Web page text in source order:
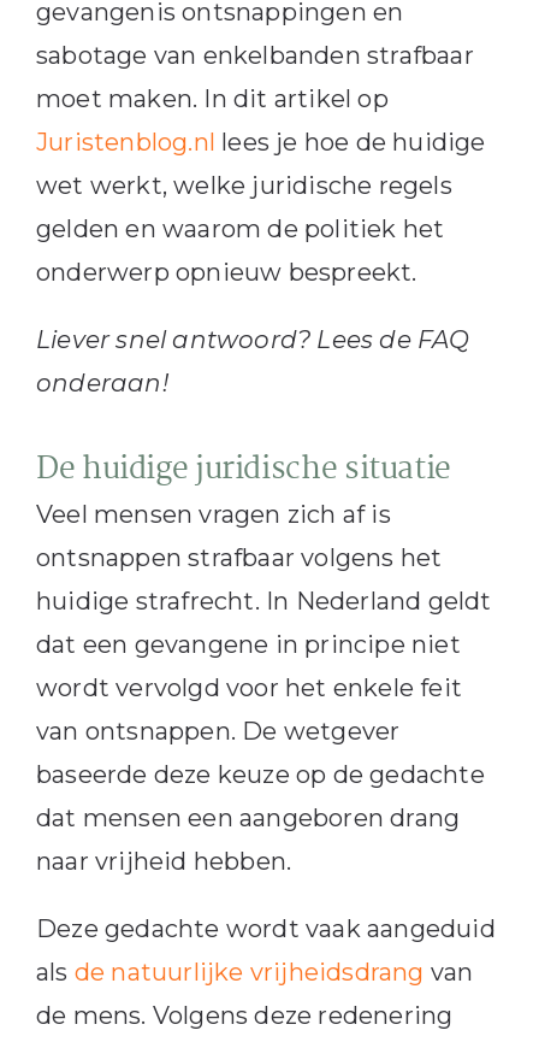
gevangenis ontsnappingen en
sabotage van enkelbanden strafbaar
moet maken. In dit artikel op
Juristenblog.nl lees je hoe de huidige
wet werkt, welke juridische regels
gelden en waarom de politiek het
onderwerp opnieuw bespreekt.
Liever snel antwoord? Lees de FAQ
onderaan!
De huidige juridische situatie
Veel mensen vragen zich af is
ontsnappen strafbaar volgens het
huidige strafrecht. In Nederland geldt
dat een gevangene in principe niet
wordt vervolgd voor het enkele feit
van ontsnappen. De wetgever
baseerde deze keuze op de gedachte
dat mensen een aangeboren drang
naar vrijheid hebben.
Deze gedachte wordt vaak aangeduid
als de natuurlijke vrijheidsdrang van
de mens. Volgens deze redenering